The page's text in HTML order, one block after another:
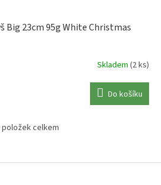
Big 23cm 95g White Christmas
Skladem (2 ks)
Do košíku
O
á
položek celkem